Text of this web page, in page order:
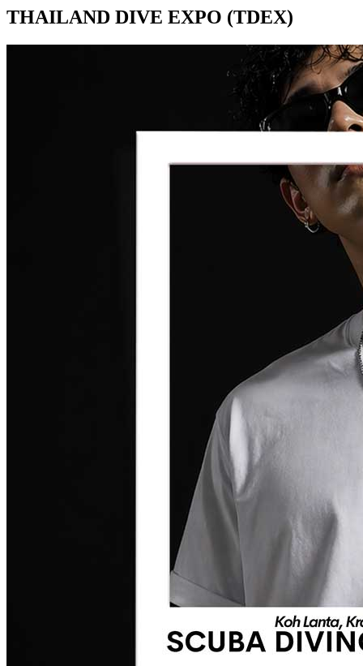
THAILAND DIVE EXPO (TDEX)